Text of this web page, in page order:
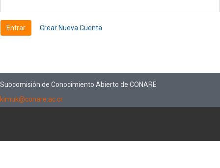
Crear Nueva Cuenta
Subcomisión de Conocimiento Abierto de CONARE
kimuk@conare.ac.cr